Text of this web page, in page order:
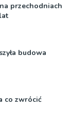
przechodniach
budowa
co zwrócić